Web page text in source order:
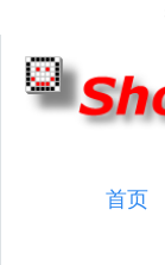
首页